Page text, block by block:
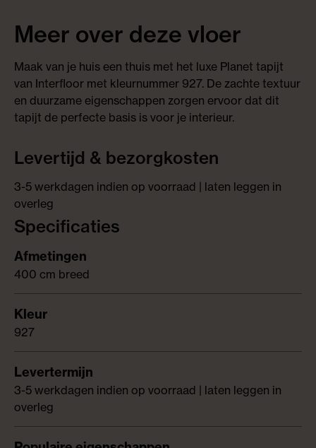
Meer over deze vloer
Maak van je huis een thuis met het luxe Planet tapijt
van Interfloor met kleurnummer 927. De zachte textuur
en duurzame eigenschappen zorgen ervoor dat dit
tapijt de perfecte basis is voor je interieur.
Levertijd & bezorgkosten
3-5 werkdagen indien op voorraad | laten leggen in
overleg
Specificaties
400 cm breed
927
3-5 werkdagen indien op voorraad | laten leggen in
overleg